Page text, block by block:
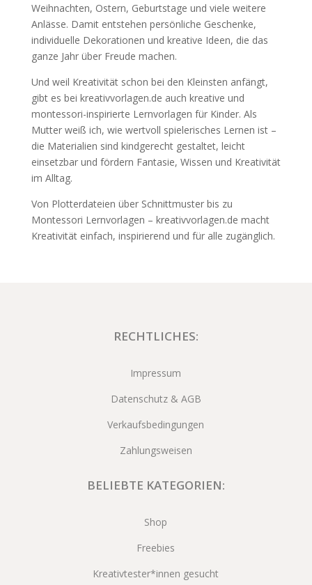
Weihnachten, Ostern, Geburtstage und viele weitere
Anlässe. Damit entstehen persönliche Geschenke,
individuelle Dekorationen und kreative Ideen, die das
ganze Jahr über Freude machen.
Und weil Kreativität schon bei den Kleinsten anfängt,
gibt es bei kreativvorlagen.de auch kreative und
montessori-inspirierte Lernvorlagen für Kinder. Als
Mutter weiß ich, wie wertvoll spielerisches Lernen ist –
die Materialien sind kindgerecht gestaltet, leicht
einsetzbar und fördern Fantasie, Wissen und Kreativität
im Alltag.
Von Plotterdateien über Schnittmuster bis zu
Montessori Lernvorlagen – kreativvorlagen.de macht
Kreativität einfach, inspirierend und für alle zugänglich.
RECHTLICHES:
Impressum
Datenschutz & AGB
Verkaufsbedingungen
Zahlungsweisen
BELIEBTE KATEGORIEN:
Shop
Freebies
Kreativtester*innen gesucht